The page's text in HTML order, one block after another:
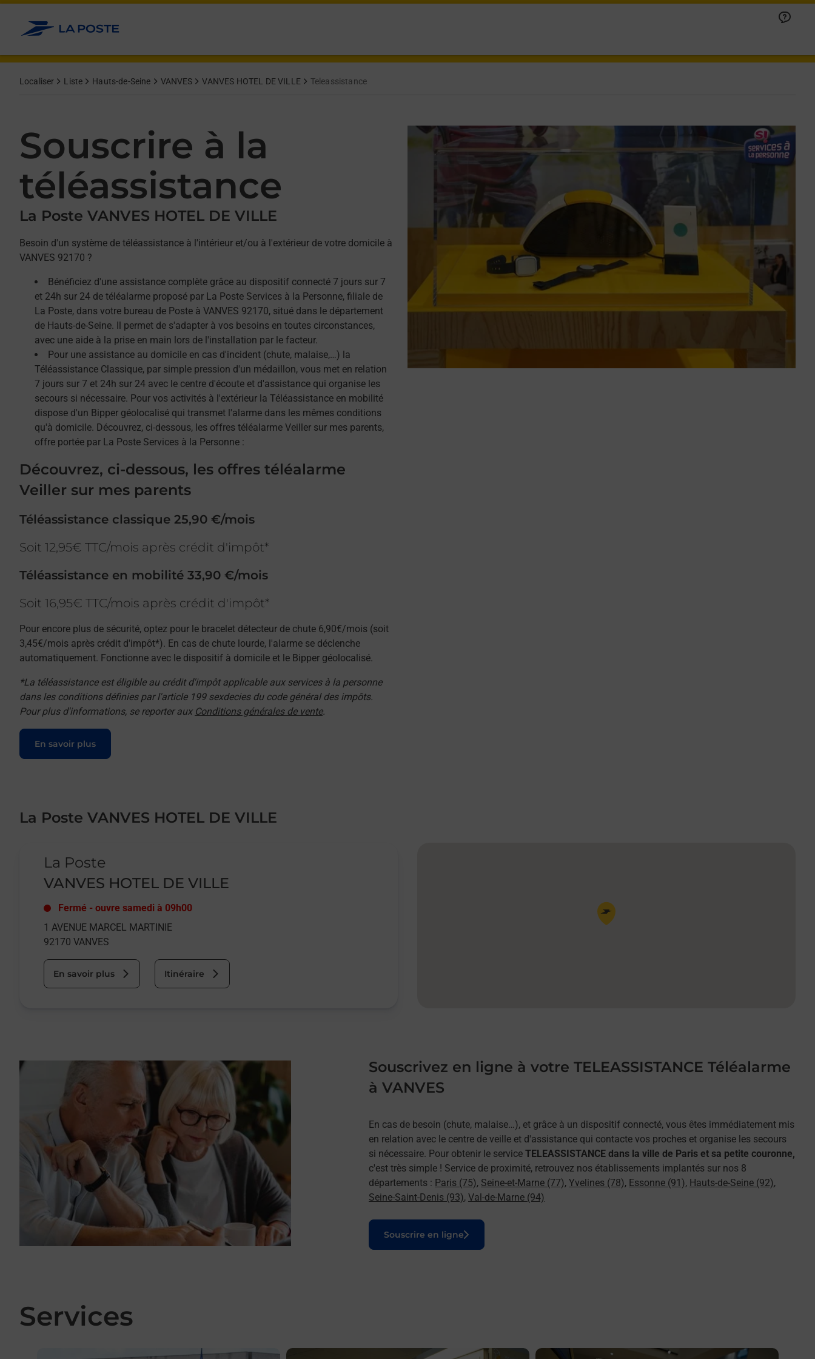
Allez au contenu
Localiser Liste Hauts-de-Seine VANVES VANVES HOTEL DE VILLE Teleassistance
Souscrire à la
téléassistance
La Poste VANVES HOTEL DE VILLE
Besoin d'un système de téléassistance à l'intérieur et/ou à l'extérieur de votre domicile à
VANVES 92170 ?
Bénéficiez d'une assistance complète grâce au dispositif connecté 7 jours sur 7
et 24h sur 24 de téléalarme proposé par La Poste Services à la Personne, filiale de
La Poste, dans votre bureau de Poste à VANVES 92170, situé dans le département
de Hauts-de-Seine. Il permet de s'adapter à vos besoins en toutes circonstances,
avec une aide à la prise en main lors de l'installation par le facteur.
Pour une assistance au domicile en cas d'incident (chute, malaise,…) la
Téléassistance Classique, par simple pression d'un médaillon, vous met en relation
7 jours sur 7 et 24h sur 24 avec le centre d'écoute et d'assistance qui organise les
secours si nécessaire. Pour vos activités à l'extérieur la Téléassistance en mobilité
dispose d'un Bipper géolocalisé qui transmet l'alarme dans les mêmes conditions
qu'à domicile. Découvrez, ci-dessous, les offres téléalarme Veiller sur mes parents,
offre portée par La Poste Services à la Personne :
Découvrez, ci-dessous, les offres téléalarme
Veiller sur mes parents
Téléassistance classique 25,90 €/mois
Soit 12,95€ TTC/mois après crédit d'impôt*
Téléassistance en mobilité 33,90 €/mois
Soit 16,95€ TTC/mois après crédit d'impôt*
Pour encore plus de sécurité, optez pour le bracelet détecteur de chute 6,90€/mois (soit
3,45€/mois après crédit d'impôt*). En cas de chute lourde, l'alarme se déclenche
automatiquement. Fonctionne avec le dispositif à domicile et le Bipper géolocalisé.
*La téléassistance est éligible au crédit d'impôt applicable aux services à la personne
dans les conditions définies par l'article 199 sexdecies du code général des impôts.
Pour plus d'informations, se reporter aux Conditions générales de vente.
En savoir plus
Le lien s'ouvre dans un nouvel onglet
La Poste VANVES HOTEL DE VILLE
La Poste
VANVES HOTEL DE VILLE
Fermé - ouvre samedi à 09h00
1 AVENUE MARCEL MARTINIE
92170 VANVES
En savoir plus Itinéraire
Pin de la carte
Souscrivez en ligne à votre TELEASSISTANCE Téléalarme
à VANVES
En cas de besoin (chute, malaise…), et grâce à un dispositif connecté, vous êtes immédiatement mis
en relation avec le centre de veille et d'assistance qui contacte vos proches et organise les secours
si nécessaire. Pour obtenir le service TELEASSISTANCE dans la ville de Paris et sa petite couronne,
c'est très simple ! Service de proximité, retrouvez nos établissements implantés sur nos 8
départements : Paris (75), Seine-et-Marne (77), Yvelines (78), Essonne (91), Hauts-de-Seine (92),
Seine-Saint-Denis (93), Val-de-Marne (94)
Souscrire en ligne
Le lien s'ouvre dans un nouvel onglet
Services
En savoir plus En savoir plus
Afficher ou masquer la réponse
Afficher ou masquer la réponse
Afficher ou masquer la réponse